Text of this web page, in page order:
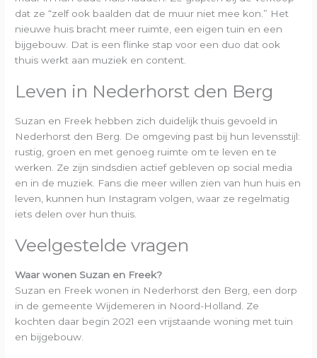
dat ze “zelf ook baalden dat de muur niet mee kon.” Het
nieuwe huis bracht meer ruimte, een eigen tuin en een
bijgebouw. Dat is een flinke stap voor een duo dat ook
thuis werkt aan muziek en content.
Leven in Nederhorst den Berg
Suzan en Freek hebben zich duidelijk thuis gevoeld in
Nederhorst den Berg. De omgeving past bij hun levensstijl:
rustig, groen en met genoeg ruimte om te leven en te
werken. Ze zijn sindsdien actief gebleven op social media
en in de muziek. Fans die meer willen zien van hun huis en
leven, kunnen hun Instagram volgen, waar ze regelmatig
iets delen over hun thuis.
Veelgestelde vragen
Waar wonen Suzan en Freek?
Suzan en Freek wonen in Nederhorst den Berg, een dorp
in de gemeente Wijdemeren in Noord-Holland. Ze
kochten daar begin 2021 een vrijstaande woning met tuin
en bijgebouw.